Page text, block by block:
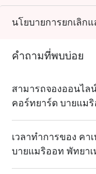
นโยบายการยกเลิก
คำถามที่พบบ่อย
สามารถจองออนไล
คอร์ทยาร์ด บายแม
เวลาทำการของ คา
บายแมริออท พัทยาเ